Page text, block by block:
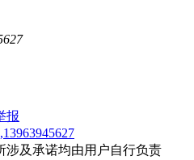
报
涉及承诺均由用户自行负责